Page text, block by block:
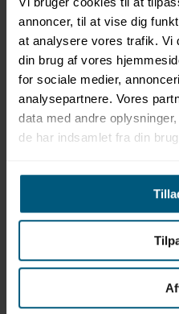
annoncer, til at vise dig
at analysere vores trafik. Vi
din brug af vores
for sociale medier,
analysepartnere. Vores
data med andre
de har indsamlet fra din
Information
Aquaglide
Dimensioner: L 308 x B
Maksimal belastning:
Minimumsdybde: 1,94 m
Vægt: 80,00 kg
Med TRiB: Integreret,
gør det nemt at aflæse,